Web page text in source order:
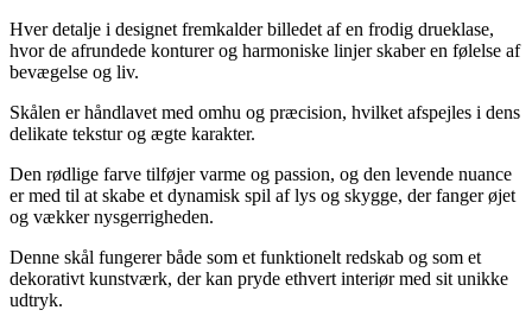
Hver detalje i designet fremkalder billedet af en frodig drueklase,
hvor de afrundede konturer og harmoniske linjer skaber en følelse af
bevægelse og liv.
Skålen er håndlavet med omhu og præcision, hvilket afspejles i dens
delikate tekstur og ægte karakter.
Den rødlige farve tilføjer varme og passion, og den levende nuance
er med til at skabe et dynamisk spil af lys og skygge, der fanger øjet
og vækker nysgerrigheden.
Denne skål fungerer både som et funktionelt redskab og som et
dekorativt kunstværk, der kan pryde ethvert interiør med sit unikke
udtryk.